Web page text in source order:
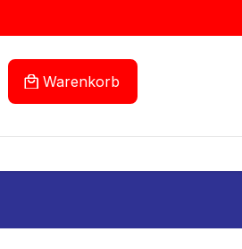
Warenkorb